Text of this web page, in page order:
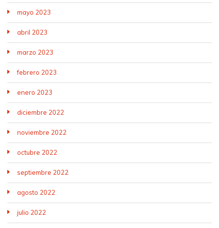
mayo 2023
abril 2023
marzo 2023
febrero 2023
enero 2023
diciembre 2022
noviembre 2022
octubre 2022
septiembre 2022
agosto 2022
julio 2022